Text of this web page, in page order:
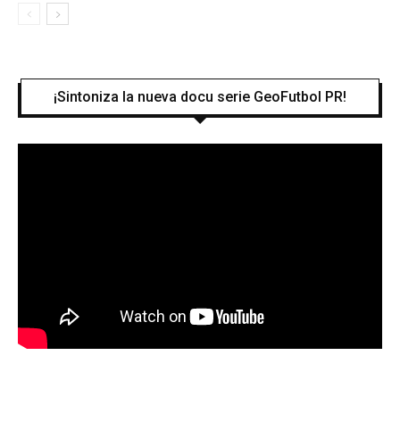
¡Sintoniza la nueva docu serie GeoFutbol PR!